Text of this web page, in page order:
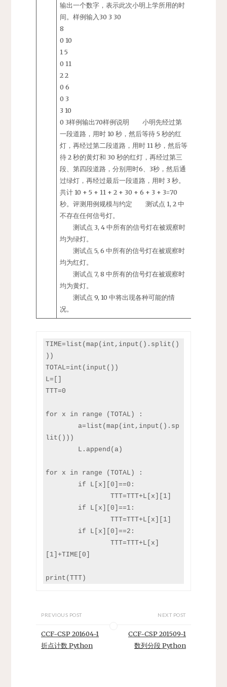
输出一个数字，表示此次小明上学所用的时
间。样例输入30 3 30
8
0 10
1 5
0 11
2 2
0 6
0 3
3 10
0 3样例输出70样例说明 小明先经过第
一段道路，用时 10 秒，然后等待 5 秒的红
灯，再经过第二段道路，用时 11 秒，然后等
待 2 秒的黄灯和 30 秒的红灯，再经过第三
段、第四段道路，分别用时6、3秒，然后通
过绿灯，再经过最后一段道路，用时 3 秒。
共计 10 + 5 + 11 + 2 + 30 + 6 + 3 + 3=70
秒。评测用例规模与约定 测试点 1, 2 中
不存在任何信号灯。
测试点 3, 4 中所有的信号灯在被观察时
均为绿灯。
测试点 5, 6 中所有的信号灯在被观察时
均为红灯。
测试点 7, 8 中所有的信号灯在被观察时
均为黄灯。
测试点 9, 10 中将出现各种可能的情
况。
TIME=list(map(int,input().split()
))
TOTAL=int(input())
L=[]
TTT=0
for x in range (TOTAL) :
lit()))
for x in range (TOTAL) :
[1]+TIME[0]
print(TTT)
PREVIOUS POST
CCF-CSP 201604-1
折点计数 Python
NEXT POST
CCF-CSP 201509-1
数列分段 Python